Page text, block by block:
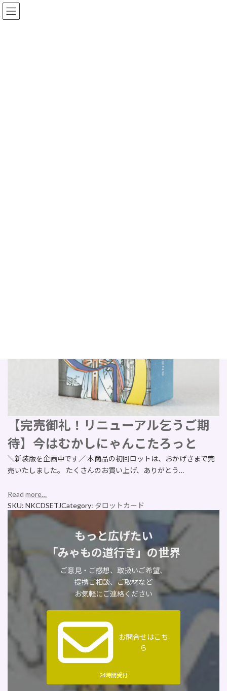
コ
ン
ナ
ビ
【完売御礼！リニューアル乞うご期
待】今はむかしにゃんこたろっと
＼新装版を企画中です／ 本商品の初回ロットは、おかげさまで完
売いたしました。 たくさんのお買い上げ、ありがとう…
Read more…
SKU: NKCDSETJCategory: タロットカード
もっと広げたい
「みゃもの道行き」の世界
ご意見・ご感想、取扱いご希望、
提携ご相談、ご取材など
お気軽にご連絡ください
お問合せはこち
ら
24時間受付